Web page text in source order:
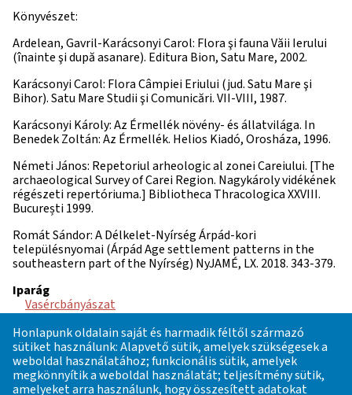
Könyvészet:
Ardelean, Gavril-Karácsonyi Carol: Flora şi fauna Văii Ierului
(înainte şi după asanare). Editura Bion, Satu Mare, 2002.
Karácsonyi Carol: Flora Câmpiei Eriului (jud. Satu Mare şi
Bihor). Satu Mare Studii şi Comunicări. VII-VIII, 1987.
Karácsonyi Károly: Az Érmellék növény- és állatvilága. In
Benedek Zoltán: Az Érmellék. Helios Kiadó, Orosháza, 1996.
Németi János: Repetoriul arheologic al zonei Careiului. [The
archaeological Survey of Carei Region. Nagykároly vidékének
régészeti repertóriuma.] Bibliotheca Thracologica XXVIII.
București 1999.
Romát Sándor: A Délkelet-Nyírség Árpád-kori
településnyomai (Árpád Age settlement patterns in the
southeastern part of the Nyírség) NyJAMÉ, LX. 2018. 343-379.
Iparág
Vasércbányászat
Kor
bizonytalan
Alkorszak
kora Árpád-kor
Fázis
bizonytalan
Honlapunk oldalain saját és harmadik féltől származó
sütiket használunk: Alapvető sütik, amelyek szükségesek a
weboldal használatához; funkcionális sütik, amelyek
megkönnyítik a weboldal használatát; teljesítmény sütik,
amelyeket arra használunk, hogy összesített adatokat